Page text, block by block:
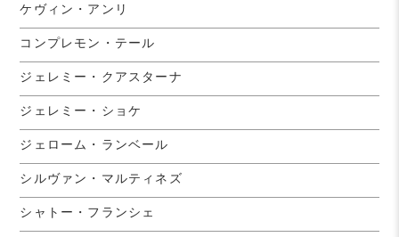
ケヴィン・アンリ
コンプレモン・テール
ジェレミー・クアスターナ
ジェレミー・ショケ
ジェローム・ランベール
シルヴァン・マルティネズ
シャトー・フランシェ